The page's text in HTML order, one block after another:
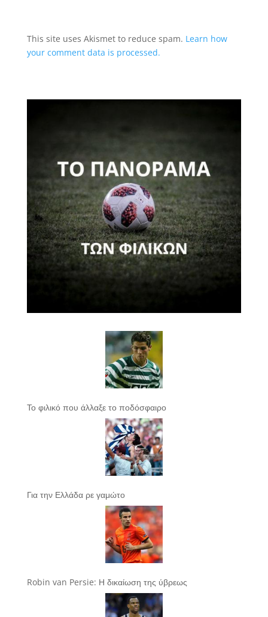
This site uses Akismet to reduce spam. Learn how
your comment data is processed.
Το φιλικό που άλλαξε το ποδόσφαιρο
Για την Ελλάδα ρε γαμώτο
Robin van Persie: Η δικαίωση της ύβρεως